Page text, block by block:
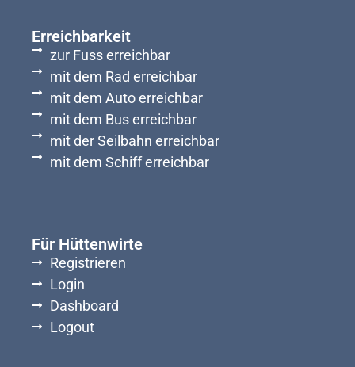
Erreichbarkeit
zur Fuss erreichbar
mit dem Rad erreichbar
mit dem Auto erreichbar
mit dem Bus erreichbar
mit der Seilbahn erreichbar
mit dem Schiff erreichbar
Für Hüttenwirte
Registrieren
Login
Dashboard
Logout